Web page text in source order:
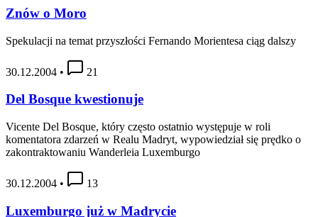
Znów o Moro
Spekulacji na temat przyszłości Fernando Morientesa ciąg dalszy
30.12.2004 • 21
Del Bosque kwestionuje
Vicente Del Bosque, który często ostatnio występuje w roli
komentatora zdarzeń w Realu Madryt, wypowiedział się prędko o
zakontraktowaniu Wanderleia Luxemburgo
30.12.2004 • 13
Luxemburgo już w Madrycie